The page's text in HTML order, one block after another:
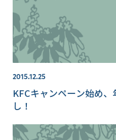
2015.12.25
KFCキャンペーン始め
し！